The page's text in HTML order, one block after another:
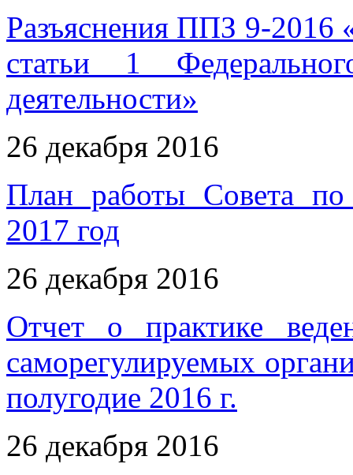
Разъяснения ППЗ 9-2016
статьи 1
деятельности»
26 декабря 2016
План работы Совета по
2017 год
26 декабря 2016
Отчет о практике
саморегулируемых
полугодие 2016 г.
26 декабря 2016